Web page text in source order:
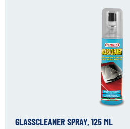
GLASSCLEANER SPRAY, 125 ML